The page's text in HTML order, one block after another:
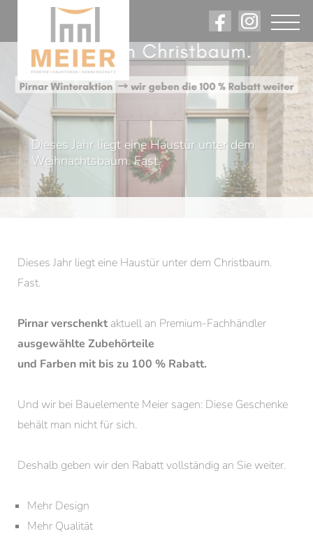
Angebote. Rabatte. Firmennews.
Am Laufenden bleiben.
Dieses Jahr liegt eine Haustür unter dem
Weihnachtsbaum. Fast.
Dieses Jahr liegt eine Haustür unter dem Christbaum.
Fast.
Pirnar verschenkt aktuell an Premium-Fachhändler
ausgewählte Zubehörteile
und Farben mit bis zu 100 % Rabatt.
Und wir bei Bauelemente Meier sagen: Diese Geschenke
behält man nicht für sich.
Deshalb geben wir den Rabatt vollständig an Sie weiter.
Mehr Design
Mehr Qualität